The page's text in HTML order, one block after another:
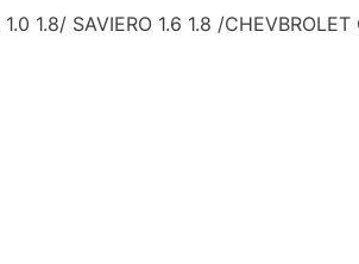
1.8/ SAVIERO 1.6 1.8 /